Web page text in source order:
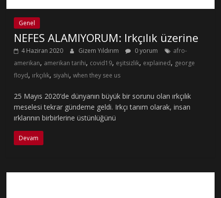
Genel
NEFES ALAMIYORUM: Irkçılık üzerine
4 Haziran 2020 Gizem Yıldırım 0 yorum
afro-
amerikan, amerikan tarihi, covid19, eşitsizlik, explained, george
floyd, ırkçılık, siyahi,when they see us
25 Mayıs 2020’de dünyanın büyük bir sorunu olan ırkçılık
meselesi tekrar gündeme geldi. Irkçı tanım olarak, insan
ırklarının birbirlerine üstünlüğünü
Devam